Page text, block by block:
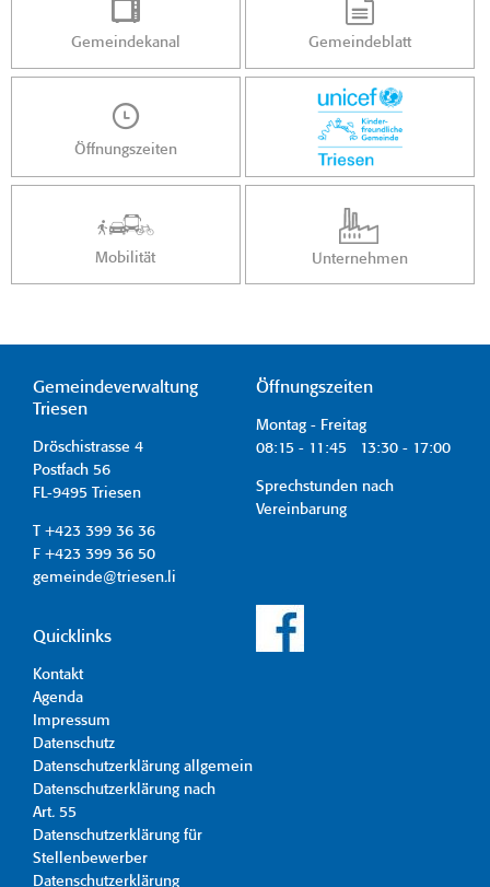
Gemeindekanal Gemeindeblatt
Öffnungszeiten
Mobilität Unternehmen
Gemeindeverwaltung
Triesen
Dröschistrasse 4
Postfach 56
FL-9495 Triesen
T +423 399 36 36
F +423 399 36 50
gemeinde@triesen.li
Öffnungszeiten
Montag - Freitag
08:15 - 11:45 13:30 - 17:00
Sprechstunden nach
Vereinbarung
Quicklinks
Kontakt
Agenda
Impressum
Datenschutz
Datenschutzerklärung allgemein
Datenschutzerklärung nach
Art. 55
Datenschutzerklärung für
Stellenbewerber
Datenschutzerklärung